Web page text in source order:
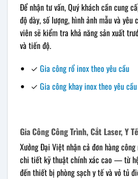
Để nhận tư vấn, Quý khách cần cung
độ dày, số lượng, hình ảnh mẫu và
viên sẽ kiểm tra khả năng sản xuất
và tiến độ.
✓ Gia công rổ inox theo yêu cầu
✓ Gia công khay inox theo yêu cầu
Gia Công Công Trình, Cắt Laser, Y
Xưởng Đại Việt nhận cả đơn hàng
chi tiết kỹ thuật chính xác cao — từ
đến thiết bị phòng sạch y tế và vỏ tủ